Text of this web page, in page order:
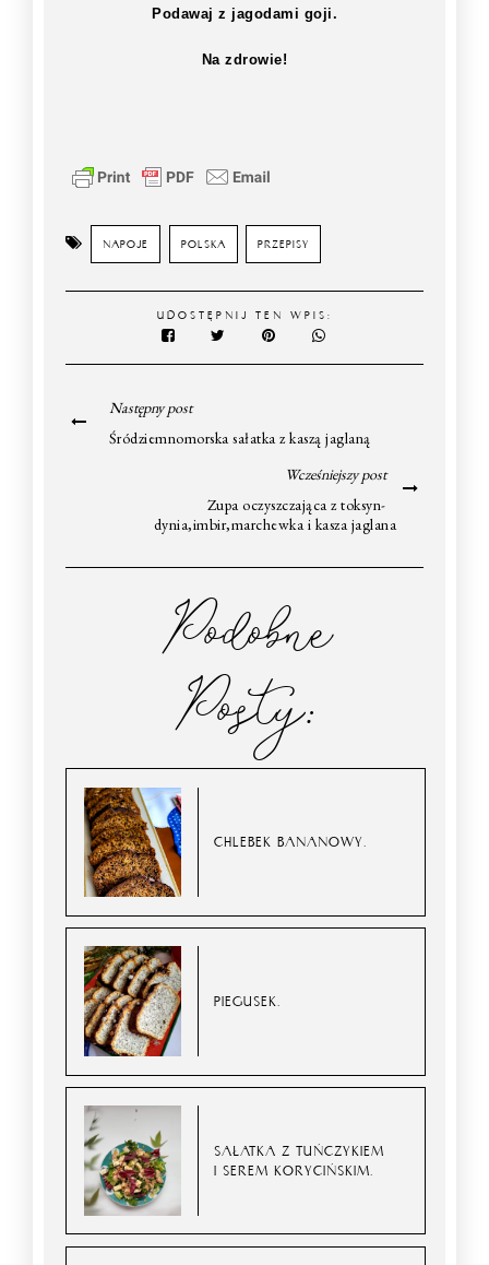
Podawaj z jagodami goji.
Na zdrowie!
NAPOJE POLSKA PRZEPISY
UDOSTĘPNIJ TEN WPIS:
Następny post
Śródziemnomorska sałatka z kaszą jaglaną
Wcześniejszy post
Zupa oczyszczająca z toksyn-
dynia,imbir,marchewka i kasza jaglana
Podobne
Posty:
CHLEBEK BANANOWY.
PIEGUSEK.
SAŁATKA Z TUŃCZYKIEM
I SEREM KORYCIŃSKIM.